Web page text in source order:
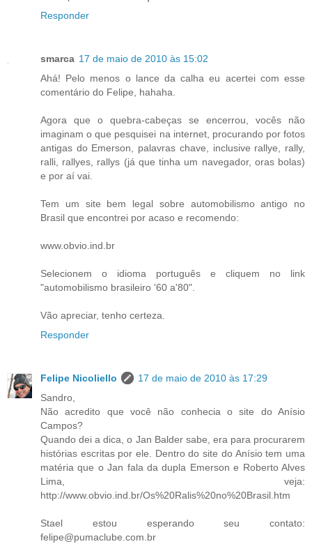
Responder
smarca 17 de maio de 2010 às 15:02
Ahá! Pelo menos o lance da calha eu acertei com esse
comentário do Felipe, hahaha.
Agora que o quebra-cabeças se encerrou, vocês não
imaginam o que pesquisei na internet, procurando por fotos
antigas do Emerson, palavras chave, inclusive rallye, rally,
ralli, rallyes, rallys (já que tinha um navegador, oras bolas)
e por aí vai.
Tem um site bem legal sobre automobilismo antigo no
Brasil que encontrei por acaso e recomendo:
www.obvio.ind.br
Selecionem o idioma português e cliquem no link
"automobilismo brasileiro '60 a'80".
Vão apreciar, tenho certeza.
Responder
Felipe Nicoliello
17 de maio de 2010 às 17:29
Sandro,
Não acredito que você não conhecia o site do Anísio
Campos?
Quando dei a dica, o Jan Balder sabe, era para procurarem
histórias escritas por ele. Dentro do site do Anísio tem uma
matéria que o Jan fala da dupla Emerson e Roberto Alves
Lima, veja:
http://www.obvio.ind.br/Os%20Ralis%20no%20Brasil.htm
Stael estou esperando seu contato:
felipe@pumaclube.com.br